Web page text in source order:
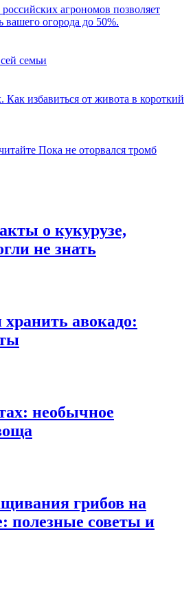
агрономов позволяет
вашего огорода до 50%.
семьи
избавиться от живота в короткий
Пока не оторвался тромб
о кукурузе,
не знать
авокадо:
необычное
грибов на
полезные советы и